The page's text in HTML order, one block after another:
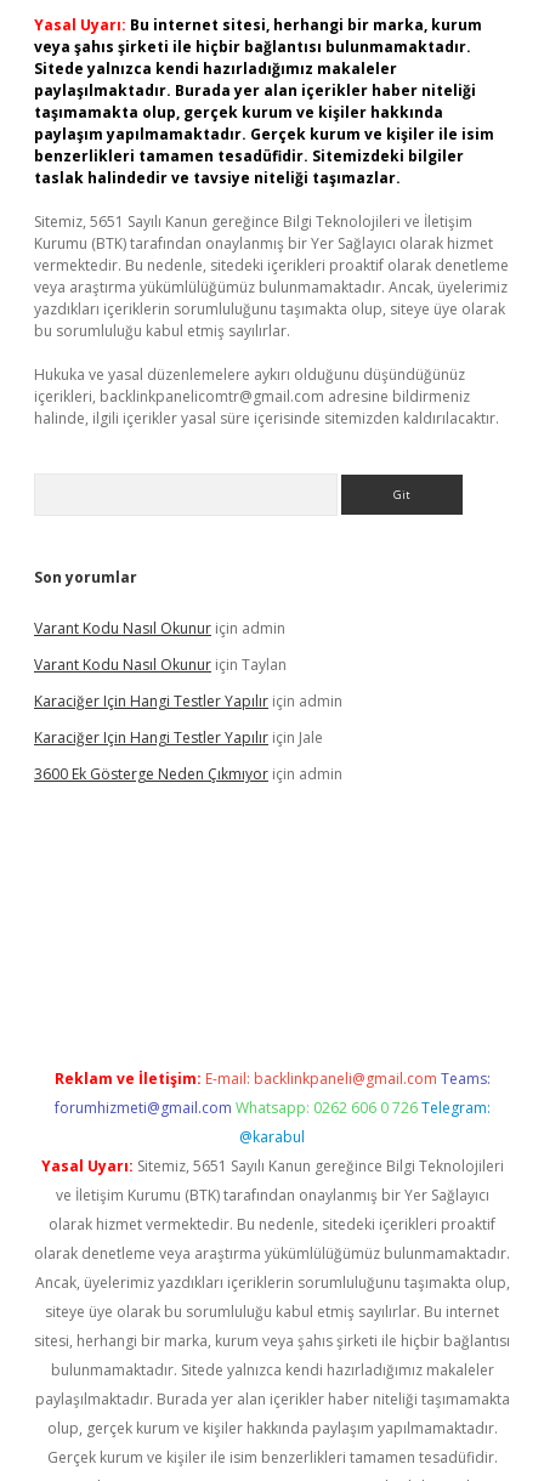
Yasal Uyarı: Bu internet sitesi, herhangi bir marka, kurum
veya şahıs şirketi ile hiçbir bağlantısı bulunmamaktadır.
Sitede yalnızca kendi hazırladığımız makaleler
paylaşılmaktadır. Burada yer alan içerikler haber niteliği
taşımamakta olup, gerçek kurum ve kişiler hakkında
paylaşım yapılmamaktadır. Gerçek kurum ve kişiler ile isim
benzerlikleri tamamen tesadüfidir. Sitemizdeki bilgiler
taslak halindedir ve tavsiye niteliği taşımazlar.
Sitemiz, 5651 Sayılı Kanun gereğince Bilgi Teknolojileri ve İletişim
Kurumu (BTK) tarafından onaylanmış bir Yer Sağlayıcı olarak hizmet
vermektedir. Bu nedenle, sitedeki içerikleri proaktif olarak denetleme
veya araştırma yükümlülüğümüz bulunmamaktadır. Ancak, üyelerimiz
yazdıkları içeriklerin sorumluluğunu taşımakta olup, siteye üye olarak
bu sorumluluğu kabul etmiş sayılırlar.
Hukuka ve yasal düzenlemelere aykırı olduğunu düşündüğünüz
içerikleri, backlinkpanelicomtr@gmail.com adresine bildirmeniz
halinde, ilgili içerikler yasal süre içerisinde sitemizden kaldırılacaktır.
Son yorumlar
Varant Kodu Nasıl Okunur için admin
Varant Kodu Nasıl Okunur için Taylan
Karaciğer Için Hangi Testler Yapılır için admin
Karaciğer Için Hangi Testler Yapılır için Jale
3600 Ek Gösterge Neden Çıkmıyor için admin
Reklam ve İletişim: E-mail: backlinkpaneli@gmail.com Teams:
forumhizmeti@gmail.com Whatsapp: 0262 606 0 726 Telegram:
@karabul
Yasal Uyarı: Sitemiz, 5651 Sayılı Kanun gereğince Bilgi Teknolojileri
ve İletişim Kurumu (BTK) tarafından onaylanmış bir Yer Sağlayıcı
olarak hizmet vermektedir. Bu nedenle, sitedeki içerikleri proaktif
olarak denetleme veya araştırma yükümlülüğümüz bulunmamaktadır.
Ancak, üyelerimiz yazdıkları içeriklerin sorumluluğunu taşımakta olup,
siteye üye olarak bu sorumluluğu kabul etmiş sayılırlar. Bu internet
sitesi, herhangi bir marka, kurum veya şahıs şirketi ile hiçbir bağlantısı
bulunmamaktadır. Sitede yalnızca kendi hazırladığımız makaleler
paylaşılmaktadır. Burada yer alan içerikler haber niteliği taşımamakta
olup, gerçek kurum ve kişiler hakkında paylaşım yapılmamaktadır.
Gerçek kurum ve kişiler ile isim benzerlikleri tamamen tesadüfidir.